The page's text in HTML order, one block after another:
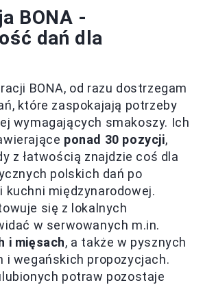
BONA -
dań dla
BONA, od razu dostrzegam
które zaspokajają potrzeby
wymagających smakoszy. Ich
ponad 30 pozycji,
z łatwością znajdzie coś dla
polskich dań po
kuchni międzynarodowej.
się z lokalnych
w serwowanych m.in.
i mięsach, a także w pysznych
i wegańskich propozycjach.
potraw pozostaje